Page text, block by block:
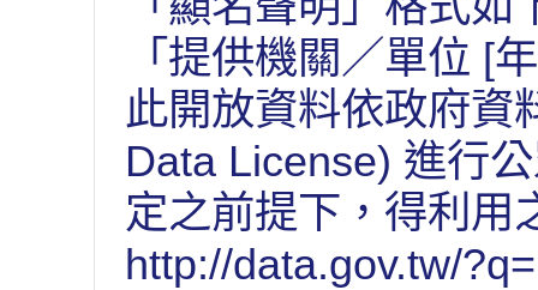
「提供機關／單位 [
此開放資料依政府資
Data License) 進行
定之前提下，得利用
http://data.gov.tw/